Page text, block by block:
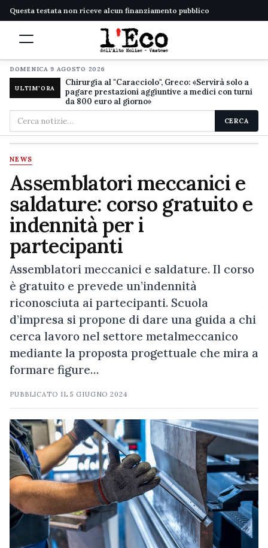
Questa testata non riceve alcun finanziamento pubblico
DOMENICA 9 AGOSTO 2026
ULTIM'ORA
Chirurgia al "Caracciolo", Greco: «Servirà solo a
pagare prestazioni aggiuntive a medici con turni
da 800 euro al giorno»
Cerca
nel
sito
CERCA
NEWS
Assemblatori meccanici e
saldature: corso gratuito e
indennità per i
partecipanti
Assemblatori meccanici e saldature. Il corso
è gratuito e prevede un’indennità
riconosciuta ai partecipanti. Scuola
d’impresa si propone di dare una guida a chi
cerca lavoro nel settore metalmeccanico
mediante la proposta progettuale che mira a
formare figure…
PUBBLICATO IL5 GIUGNO 2024